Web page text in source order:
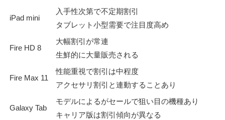
iPad mini
入手性次第で不定期割引
タブレット小型需要で注目度高め
Fire HD 8
大幅割引が常連
生鮮的に大量販売される
Fire Max 11
性能重視で割引は中程度
アクセサリ割引と連動することあり
Galaxy Tab
モデルによるがセールで狙い目の機種あり
キャリア版は割引傾向が異なる